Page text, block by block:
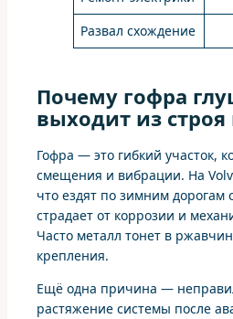
Развал схождение
Почему гофра
выходит из строя
Гофра — это гибкий участок,
смещения и вибрации. На
что ездят по зимним дорогам
страдает от коррозии и
Часто металл тонет в
крепления.
Ещё одна причина —
растяжение системы после